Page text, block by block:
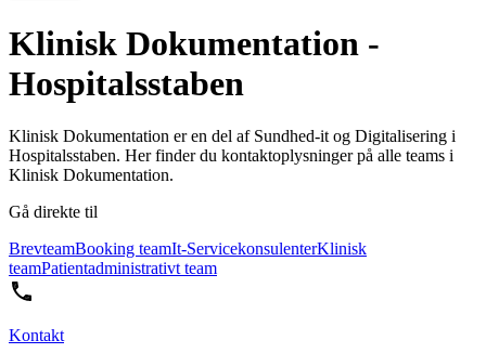
Klinisk Dokumentation -
Hospitalsstaben
Klinisk Dokumentation er en del af Sundhed-it og Digitalisering i
Hospitalsstaben. Her finder du kontaktoplysninger på alle teams i
Klinisk Dokumentation.
Gå direkte til
BrevteamBooking teamIt-ServicekonsulenterKlinisk
teamPatientadministrativt team
Kontakt